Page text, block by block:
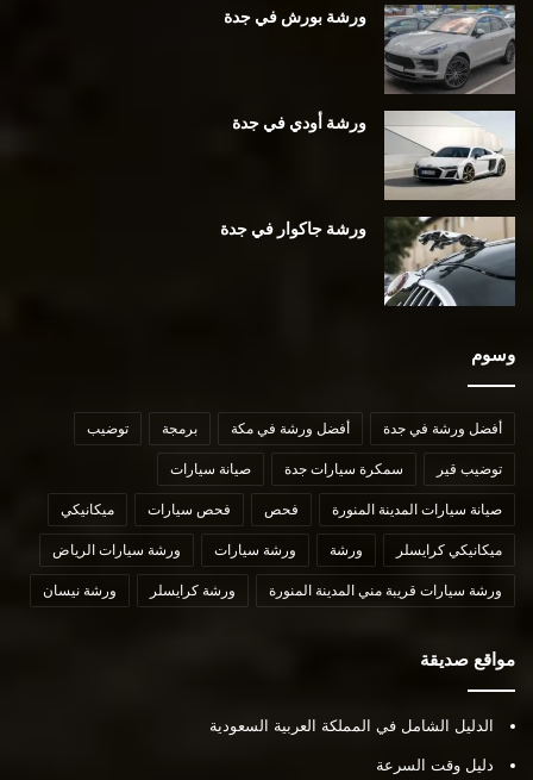
ورشة بورش في جدة
ورشة أودي في جدة
ورشة جاكوار في جدة
وسوم
أفضل ورشة في جدة أفضل ورشة في مكة برمجة توضيب
توضيب قير سمكرة سيارات جدة صيانة سيارات
صيانة سيارات المدينة المنورة فحص فحص سيارات ميكانيكي
ميكانيكي كرايسلر ورشة ورشة سيارات ورشة سيارات الرياض
ورشة سيارات قريبة مني المدينة المنورة ورشة كرايسلر ورشة نيسان
مواقع صديقة
الدليل الشامل في المملكة العربية السعودية
دليل وقت السرعة